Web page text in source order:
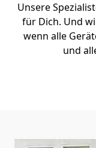
Unsere
für Dich. Und
wenn alle
und